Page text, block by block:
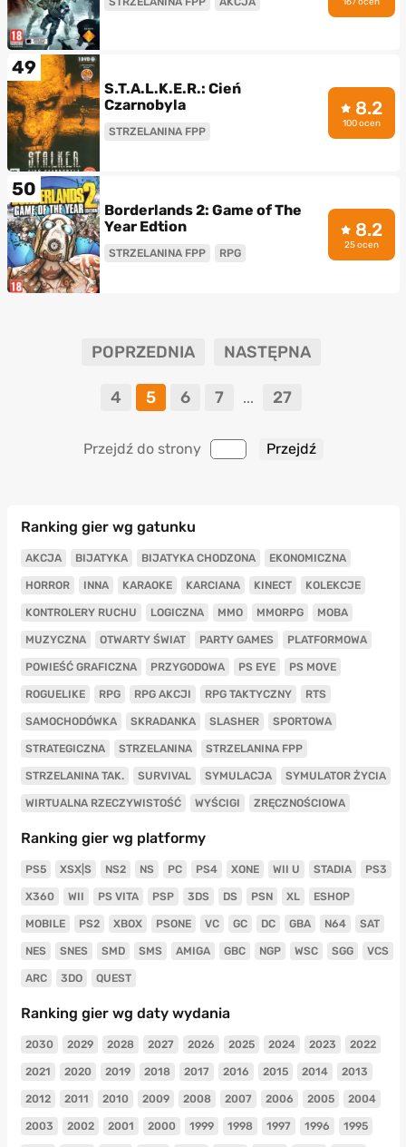
49
S.T.A.L.K.E.R.: Cień
Czarnobyla
STRZELANINA FPP
8.2
100 ocen
50
Borderlands 2: Game of The
Year Edtion
STRZELANINA FPP RPG
8.2
25 ocen
POPRZEDNIA NASTĘPNA
4 5 6 7 ... 27
Przejdź do strony
Ranking gier wg gatunku
AKCJA BIJATYKA BIJATYKA CHODZONA EKONOMICZNA
HORROR INNA KARAOKE KARCIANA KINECT KOLEKCJE
KONTROLERY RUCHU LOGICZNA MMO MMORPG MOBA
MUZYCZNA OTWARTY ŚWIAT PARTY GAMES PLATFORMOWA
POWIEŚĆ GRAFICZNA PRZYGODOWA PS EYE PS MOVE
ROGUELIKE RPG RPG AKCJI RPG TAKTYCZNY RTS
SAMOCHODÓWKA SKRADANKA SLASHER SPORTOWA
STRATEGICZNA STRZELANINA STRZELANINA FPP
STRZELANINA TAK. SURVIVAL SYMULACJA SYMULATOR ŻYCIA
WIRTUALNA RZECZYWISTOŚĆ WYŚCIGI ZRĘCZNOŚCIOWA
Ranking gier wg platformy
PS5 XSX|S NS2 NS PC PS4 XONE WII U STADIA PS3
X360 WII PS VITA PSP 3DS DS PSN XL ESHOP
MOBILE PS2 XBOX PSONE VC GC DC GBA N64 SAT
NES SNES SMD SMS AMIGA GBC NGP WSC SGG VCS
ARC 3DO QUEST
Ranking gier wg daty wydania
2030 2029 2028 2027 2026 2025 2024 2023 2022
2021 2020 2019 2018 2017 2016 2015 2014 2013
2012 2011 2010 2009 2008 2007 2006 2005 2004
2003 2002 2001 2000 1999 1998 1997 1996 1995